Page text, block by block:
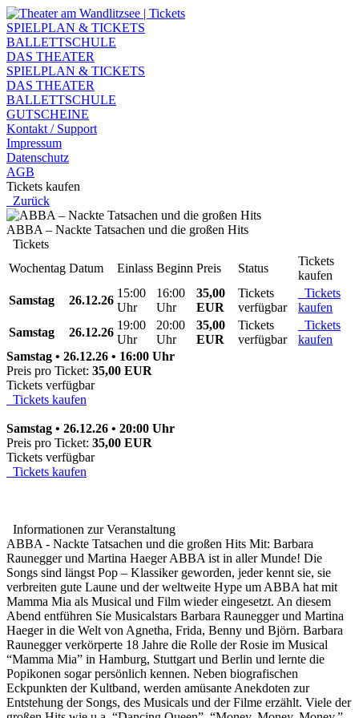
SPIELPLAN & TICKETS
BALLETTSCHULE
DAS THEATER
SPIELPLAN & TICKETS
DAS THEATER
BALLETTSCHULE
GUTSCHEINE
Kontakt / Support
Impressum
Datenschutz
AGB
Tickets kaufen
Zurück
ABBA – Nackte Tatsachen und die großen Hits
Tickets
Wochentag Datum Einlass Beginn Preis Status
Tickets
kaufen
Samstag
26.12.26
15:00
Uhr
16:00
Uhr
35,00
EUR
Tickets
verfügbar
Tickets
kaufen
Samstag
26.12.26
19:00
Uhr
20:00
Uhr
35,00
EUR
Tickets
verfügbar
Tickets
kaufen
Samstag • 26.12.26 • 16:00 Uhr
Preis pro Ticket: 35,00 EUR
Tickets verfügbar
Tickets kaufen
Samstag • 26.12.26 • 20:00 Uhr
Preis pro Ticket: 35,00 EUR
Tickets verfügbar
Tickets kaufen
Informationen zur Veranstaltung
ABBA - Nackte Tatsachen und die großen Hits Mit: Barbara
Raunegger und Martina Haeger ABBA ist in aller Munde! Die
Songs sind längst Pop – Klassiker geworden, jeder kennt sie, sie
verbreiten gute Laune und der weltweite Hype um ABBA hat mit
Mamma Mia als Musical und Film wieder eingesetzt. An diesem
Abend entführen Sie Musicalstars Barbara Raunegger und Martina
Haeger in die Welt von Agnetha, Frida, Benny und Björn. Barbara
Raunegger verkörperte 18 Jahre die Rolle der Rosie im Musical
“Mamma Mia” in Hamburg, Stuttgart und Berlin und lernte die
Popikonen sogar persönlich kennen. Neben biografischen
Eckpunkten der Kultband, werden amüsante Anekdoten zur
Entstehung der Songs, des Musicals und der Filme erzählt. Viele der